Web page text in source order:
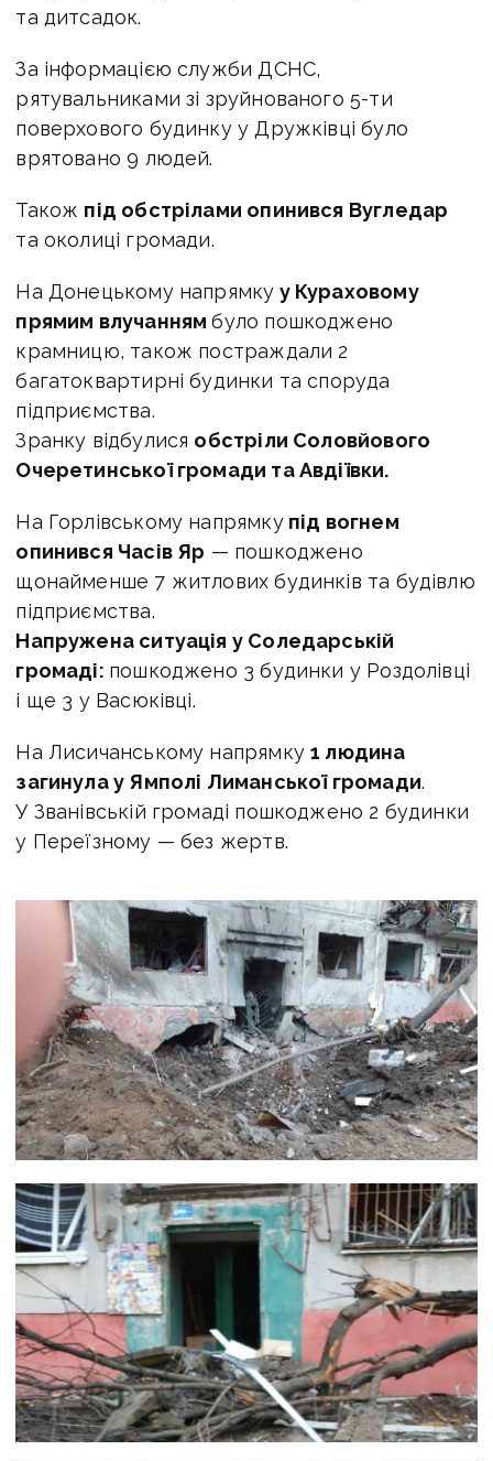
та дитсадок.
За інформацією служби ДСНС,
рятувальниками зі зруйнованого 5-ти
поверхового будинку у Дружківці було
врятовано 9 людей.
Також під обстрілами опинився Вугледар
та околиці громади.
На Донецькому напрямку у Кураховому
прямим влучаннямбуло пошкоджено
крамницю, також постраждали 2
багатоквартирні будинки та споруда
підприємства.
Зранку відбулися обстріли Соловйового
Очеретинської громади та Авдіївки.
На Горлівському напрямкупід вогнем
опинився Часів Яр — пошкоджено
щонайменше 7 житлових будинків та будівлю
підприємства.
Напружена ситуація у Соледарській
громаді: пошкоджено 3 будинки у Роздолівці
і ще 3 у Васюківці.
На Лисичанському напрямку1 людина
загинула у Ямполі Лиманської громади.
У Званівській громаді пошкоджено 2 будинки
у Переїзному — без жертв.